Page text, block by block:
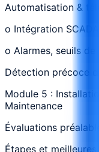
Automatisation &
o Intégration SCADA
o Alarmes, seuils
Détection précoce
Module 5 :
Maintenance
Évaluations
Étapes et